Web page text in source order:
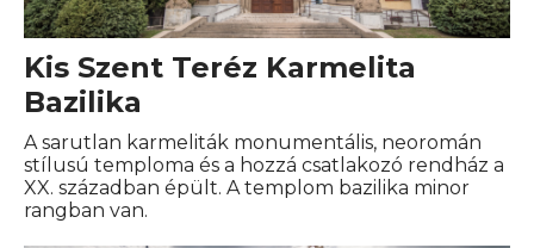
Kis Szent Teréz Karmelita
Bazilika
A sarutlan karmeliták monumentális, neoromán
stílusú temploma és a hozzá csatlakozó rendház a
XX. században épült. A templom bazilika minor
rangban van.